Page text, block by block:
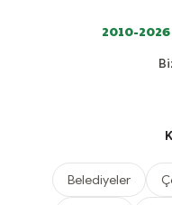
2010-2026
Belediyeler